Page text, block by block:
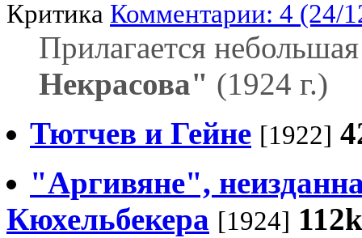
Критика Комментарии: 4 (24/
Прилагается
Некрасова" (1924 г.)
Тютчев и Гейне [1922]
"Аргивяне",
Кюхельбекера [1924] 112k